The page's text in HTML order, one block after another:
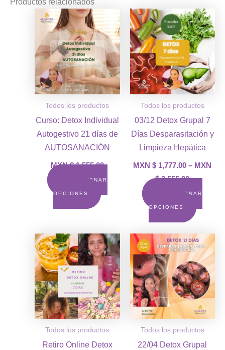
Todos los productos
Curso: Detox Individual
Autogestivo 21 días de
AUTOSANACIÓN
MXN $1,555.00
SELECCIONAR
OPCIONES
Todos los productos
03/12 Detox Grupal 7
Días Desparasitación y
Limpieza Hepática
MXN $ 1,777.00 – MXN
$2,555.00
Rango
de
precios:
MXN
$ 1,777.00
a
MXN
$ 2,555.00
SELECCIONAR
OPCIONES
Este
tiene
Las
se
pueden
elegir
en
la
página
de
Todos los productos
Retiro Online Detox
Todos los productos
22/04 Detox Grupal